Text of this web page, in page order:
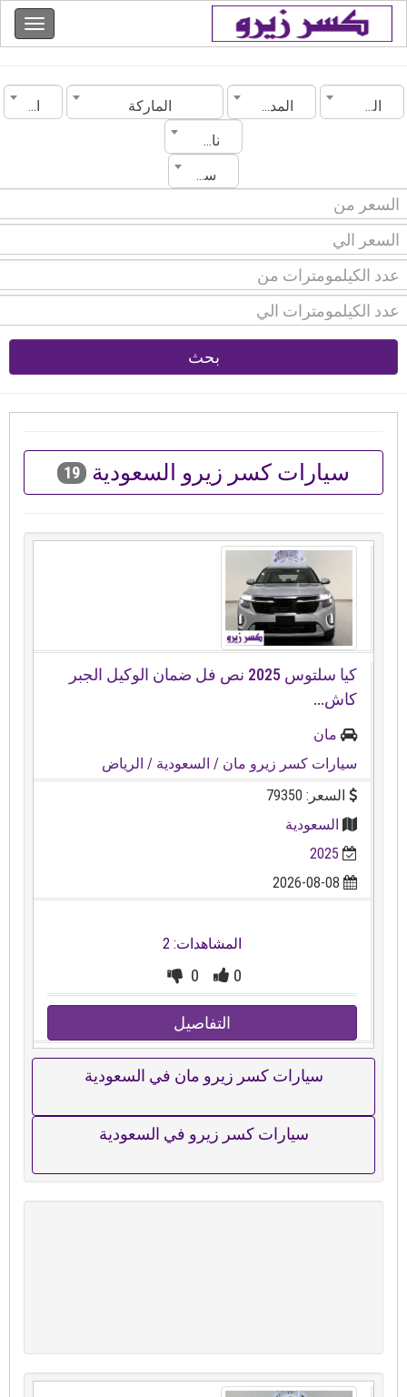
السعودية المدينة الماركة
الموديل
ناقل الحركة
سنة الصنع
بحث
سيارات كسر زيرو السعودية 19
كيا سلتوس ⁦⁦2025⁩⁩ نص فل ضمان الوكيل الجبر
كاش...
مان
سيارات كسر زيرو مان/ السعودية/ الرياض
السعر: 79350
السعودية
2025
2026-08-08
المشاهدات: 2
0
0
التفاصيل
سيارات كسر زيرو مان في السعودية
سيارات كسر زيرو في السعودية